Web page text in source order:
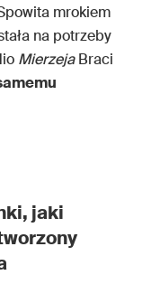
mrokiem
na potrzeby
MierzejaBraci
jaki